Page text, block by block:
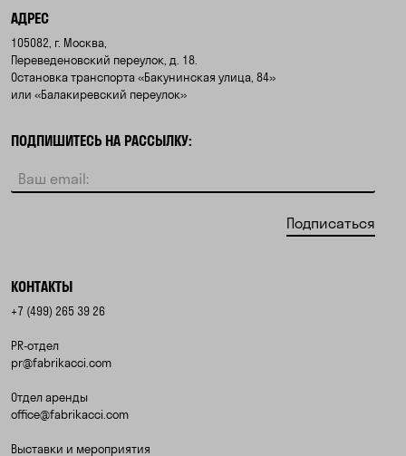
АДРЕС
105082, г. Москва,
Переведеновский переулок, д. 18.
Остановка транспорта «Бакунинская улица, 84»
или «Балакиревский переулок»
ПОДПИШИТЕСЬ НА РАССЫЛКУ:
Подписаться
КОНТАКТЫ
+7 (499) 265 39 26
PR-отдел
pr@fabrikacci.com
Отдел аренды
office@fabrikacci.com
Выставки и мероприятия